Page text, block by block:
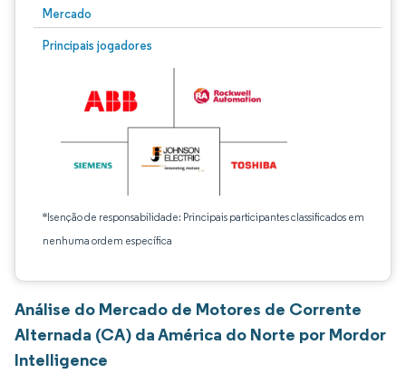
Mercado
Principais jogadores
*Isenção de responsabilidade: Principais participantes classificados em
nenhuma ordem específica
Análise do Mercado de Motores de Corrente
Alternada (CA) da América do Norte por Mordor
Intelligence